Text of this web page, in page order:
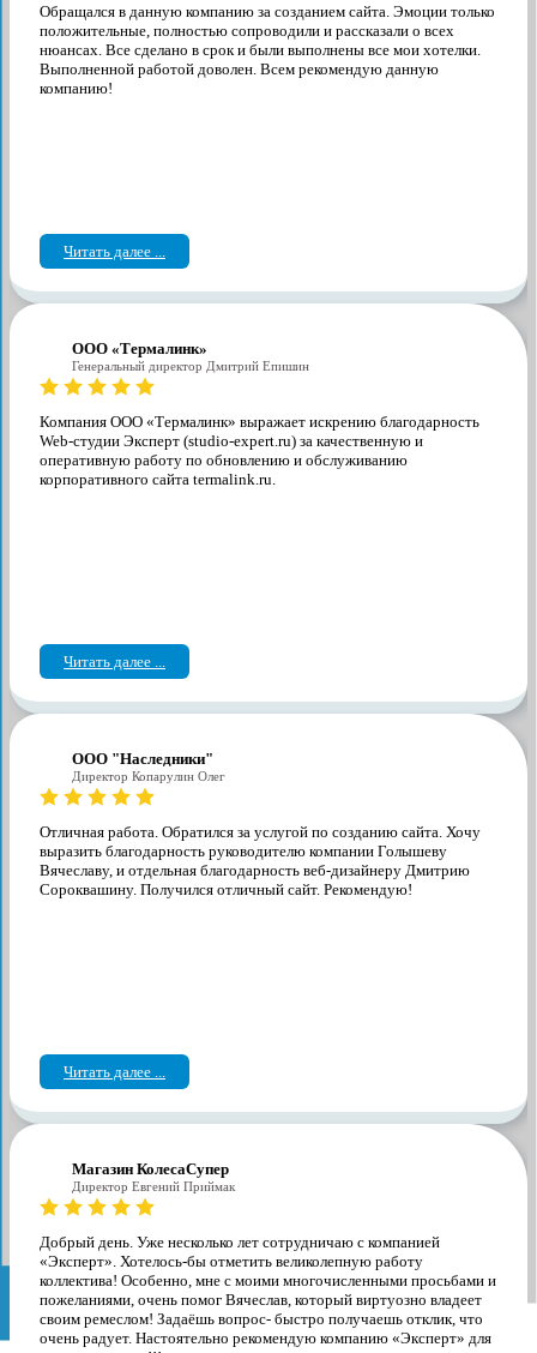
Обращался в данную компанию за созданием сайта. Эмоции только
положительные, полностью сопроводили и рассказали о всех
нюансах. Все сделано в срок и были выполнены все мои хотелки.
Выполненной работой доволен. Всем рекомендую данную
компанию!
Читать далее ...
ООО «Термалинк»
Генеральный директор Дмитрий Епишин
Компания ООО «Термалинк» выражает искрению благодарность
Web-студии Эксперт (studio-expert.ru) за качественную и
оперативную работу по обновлению и обслуживанию
корпоративного сайта termalink.ru.
Читать далее ...
ООО "Наследники"
Директор Копарулин Олег
Отличная работа. Обратился за услугой по созданию сайта. Хочу
выразить благодарность руководителю компании Голышеву
Вячеславу, и отдельная благодарность веб-дизайнеру Дмитрию
Сороквашину. Получился отличный сайт. Рекомендую!
Читать далее ...
Магазин КолесаСупер
Директор ​Евгений Приймак
Добрый день. Уже несколько лет сотрудничаю с компанией
«Эксперт». Хотелось-бы отметить великолепную работу
коллектива! Особенно, мне с моими многочисленными просьбами и
пожеланиями, очень помог Вячеслав, который виртуозно владеет
своим ремеслом! Задаёшь вопрос- быстро получаешь отклик, что
очень радует. Настоятельно рекомендую компанию «Эксперт» для